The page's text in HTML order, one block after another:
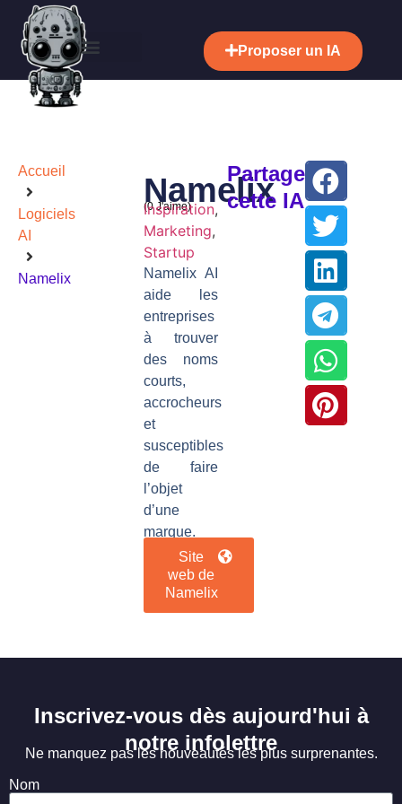
Proposer un IA
Accueil
Logiciels
AI
Namelix
Namelix
(0J'aime)
Inspiration,
Marketing,
Startup
Namelix AI
aide les
entreprises
à trouver
des noms
courts,
accrocheurs
et
susceptibles
de faire
l’objet
d’une
marque.
Site
web de
Namelix
Partager
cette IA
Inscrivez-vous dès aujourd'hui à
notre infolettre
Ne manquez pas les nouveautés les plus surprenantes.
Nom